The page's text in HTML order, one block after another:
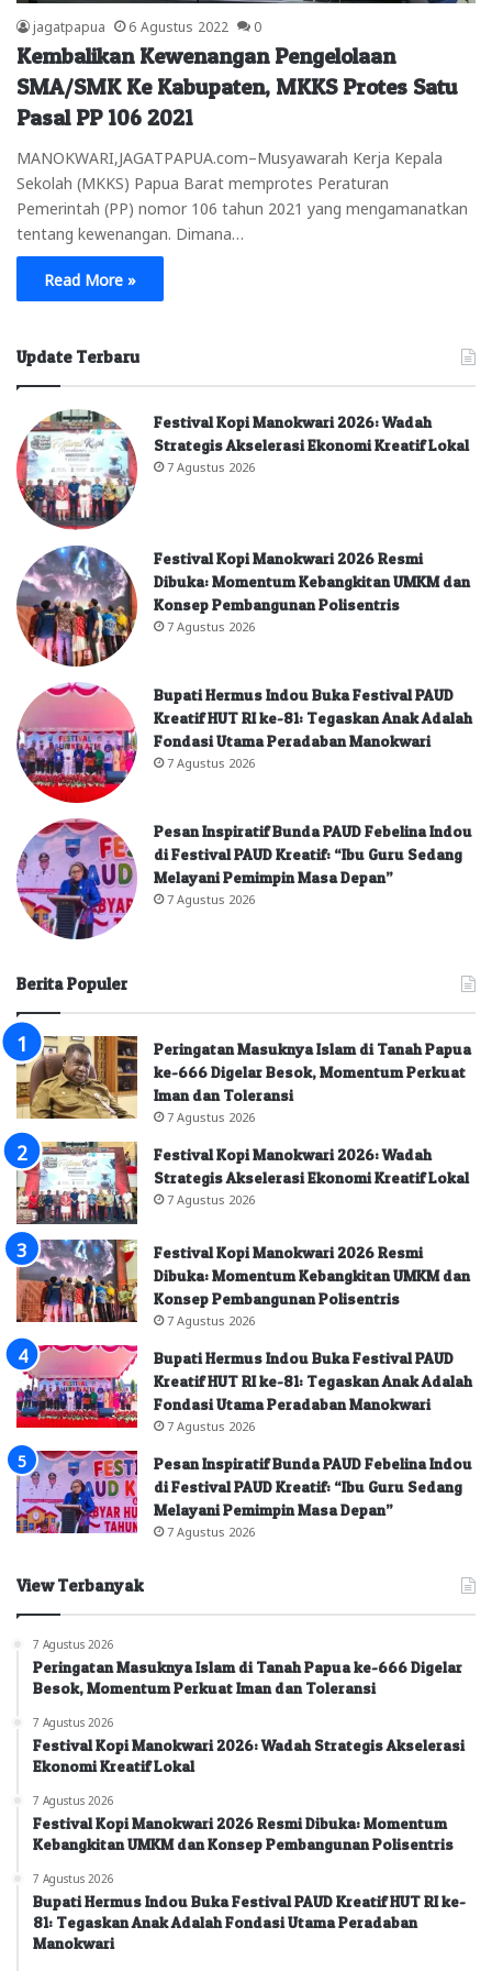
jagatpapua 6 Agustus 2022 0
Kembalikan Kewenangan Pengelolaan
SMA/SMK Ke Kabupaten, MKKS Protes Satu
Pasal PP 106 2021
MANOKWARI,JAGATPAPUA.com–Musyawarah Kerja Kepala
Sekolah (MKKS) Papua Barat memprotes Peraturan
Pemerintah (PP) nomor 106 tahun 2021 yang mengamanatkan
tentang kewenangan. Dimana…
Read More »
Update Terbaru
Festival Kopi Manokwari 2026: Wadah
Strategis Akselerasi Ekonomi Kreatif Lokal
7 Agustus 2026
Festival Kopi Manokwari 2026 Resmi
Dibuka: Momentum Kebangkitan UMKM dan
Konsep Pembangunan Polisentris
7 Agustus 2026
Bupati Hermus Indou Buka Festival PAUD
Kreatif HUT RI ke-81: Tegaskan Anak Adalah
Fondasi Utama Peradaban Manokwari
7 Agustus 2026
Pesan Inspiratif Bunda PAUD Febelina Indou
di Festival PAUD Kreatif: “Ibu Guru Sedang
Melayani Pemimpin Masa Depan”
7 Agustus 2026
Berita Populer
Peringatan Masuknya Islam di Tanah Papua
ke-666 Digelar Besok, Momentum Perkuat
Iman dan Toleransi
7 Agustus 2026
Festival Kopi Manokwari 2026: Wadah
Strategis Akselerasi Ekonomi Kreatif Lokal
7 Agustus 2026
Festival Kopi Manokwari 2026 Resmi
Dibuka: Momentum Kebangkitan UMKM dan
Konsep Pembangunan Polisentris
7 Agustus 2026
Bupati Hermus Indou Buka Festival PAUD
Kreatif HUT RI ke-81: Tegaskan Anak Adalah
Fondasi Utama Peradaban Manokwari
7 Agustus 2026
Pesan Inspiratif Bunda PAUD Febelina Indou
di Festival PAUD Kreatif: “Ibu Guru Sedang
Melayani Pemimpin Masa Depan”
7 Agustus 2026
View Terbanyak
7 Agustus 2026
Peringatan Masuknya Islam di Tanah Papua ke-666 Digelar
Besok, Momentum Perkuat Iman dan Toleransi
7 Agustus 2026
Festival Kopi Manokwari 2026: Wadah Strategis Akselerasi
Ekonomi Kreatif Lokal
7 Agustus 2026
Festival Kopi Manokwari 2026 Resmi Dibuka: Momentum
Kebangkitan UMKM dan Konsep Pembangunan Polisentris
7 Agustus 2026
Bupati Hermus Indou Buka Festival PAUD Kreatif HUT RI ke-
81: Tegaskan Anak Adalah Fondasi Utama Peradaban
Manokwari